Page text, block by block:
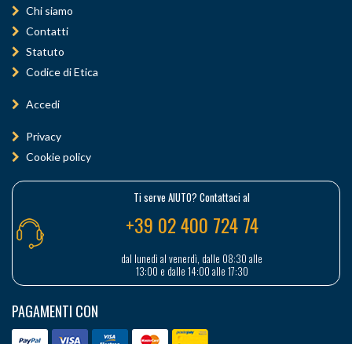
Chi siamo
Contatti
Statuto
Codice di Etica
Accedi
Privacy
Cookie policy
Ti serve AIUTO? Contattaci al
+39 02 400 724 74
dal lunedì al venerdì, dalle 08:30 alle
13:00 e dalle 14:00 alle 17:30
PAGAMENTI CON